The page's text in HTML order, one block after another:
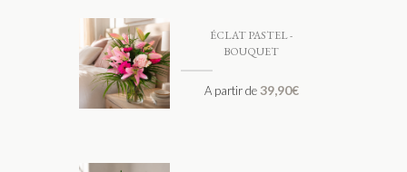
ÉCLAT PASTEL -
BOUQUET
A partir de 39,90€